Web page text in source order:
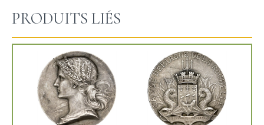
PRODUITS LIÉS